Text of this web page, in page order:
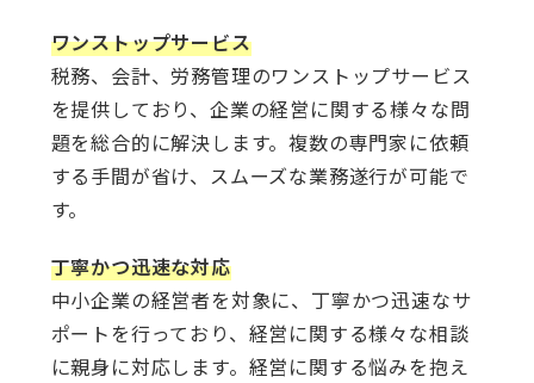
ワンストップサービス
税務、会計、労務管理のワンストップサービス
を提供しており、企業の経営に関する様々な問
題を総合的に解決します。複数の専門家に依頼
する手間が省け、スムーズな業務遂行が可能で
す。
丁寧かつ迅速な対応
中小企業の経営者を対象に、丁寧かつ迅速なサ
ポートを行っており、経営に関する様々な相談
に親身に対応します。経営に関する悩みを抱え